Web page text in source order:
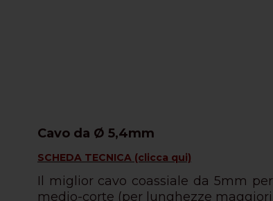
Cavo da Ø 5,4mm
SCHEDA TECNICA (clicca qui)
Il miglior cavo coassiale da 5mm
medio-corte (per lunghezze maggiori